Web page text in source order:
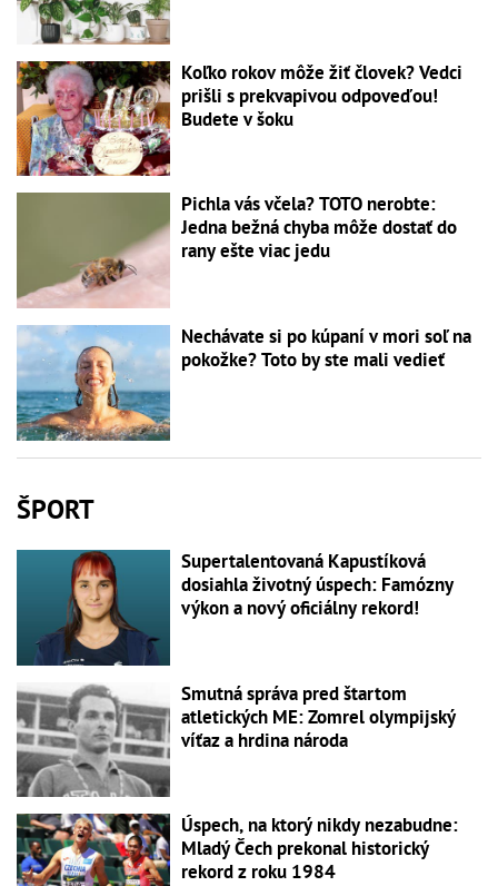
Koľko rokov môže žiť človek? Vedci
prišli s prekvapivou odpoveďou!
Budete v šoku
Pichla vás včela? TOTO nerobte:
Jedna bežná chyba môže dostať do
rany ešte viac jedu
Nechávate si po kúpaní v mori soľ na
pokožke? Toto by ste mali vedieť
ŠPORT
Supertalentovaná Kapustíková
dosiahla životný úspech: Famózny
výkon a nový oficiálny rekord!
Smutná správa pred štartom
atletických ME: Zomrel olympijský
víťaz a hrdina národa
Úspech, na ktorý nikdy nezabudne:
Mladý Čech prekonal historický
rekord z roku 1984